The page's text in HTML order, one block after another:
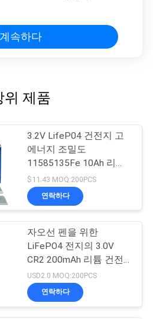
계속하다
위 제품
3.2V LifeP04 건전지 고
에너지 조밀도
11585135Fe 10Ah 리튬
철 인산염
$11.43 MOQ:200PCS
연락하다
자오선 펜을 위한
LiFePO4 전지의 3.0V
CR2 200mAh 리튬 건전
지
USD2.0 MOQ:200PCS
연락하다